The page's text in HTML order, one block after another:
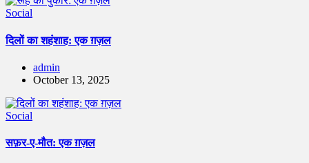
Social
दिलों का शहंशाह: एक ग़ज़ल
admin
October 13, 2025
Social
सफ़र-ए-मौत: एक ग़ज़ल